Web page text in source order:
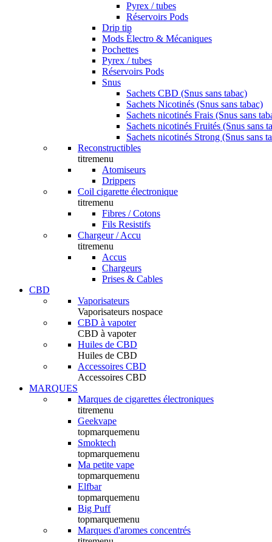
Pyrex / tubes
Réservoirs Pods
Drip tip
Mods Électro & Mécaniques
Pochettes
Pyrex / tubes
Réservoirs Pods
Snus
Sachets CBD (Snus sans tabac)
Sachets Nicotinés (Snus sans tabac)
Sachets nicotinés Frais (Snus sans
Sachets nicotinés Fruités (Snus sans
Sachets nicotinés Strong (Snus sans
Reconstructibles
titremenu
Atomiseurs
Drippers
Coil cigarette électronique
titremenu
Fibres / Cotons
Fils Resistifs
Chargeur / Accu
titremenu
Accus
Chargeurs
Prises & Cables
CBD
Vaporisateurs
Vaporisateurs nospace
CBD à vapoter
CBD à vapoter
Huiles de CBD
Huiles de CBD
Accessoires CBD
Accessoires CBD
MARQUES
Marques de cigarettes électroniques
titremenu
Geekvape
topmarquemenu
Smoktech
topmarquemenu
Ma petite vape
topmarquemenu
Elfbar
topmarquemenu
Big Puff
topmarquemenu
Marques d'aromes concentrés